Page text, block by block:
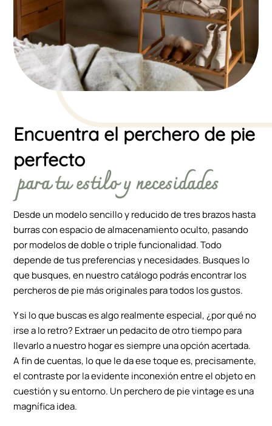
Encuentra el perchero de pie
perfecto
para tu estilo y necesidades
Desde un modelo sencillo y reducido de tres brazos hasta
burras con espacio de almacenamiento oculto, pasando
por modelos de doble o triple funcionalidad. Todo
depende de tus preferencias y necesidades. Busques lo
que busques, en nuestro catálogo podrás encontrar los
percheros de pie más originales para todos los gustos.
Y si lo que buscas es algo realmente especial, ¿por qué no
irse a lo retro? Extraer un pedacito de otro tiempo para
llevarlo a nuestro hogar es siempre una opción acertada.
A fin de cuentas, lo que le da ese toque es, precisamente,
el contraste por la evidente inconexión entre el objeto en
cuestión y su entorno. Un perchero de pie vintage es una
magnífica idea.